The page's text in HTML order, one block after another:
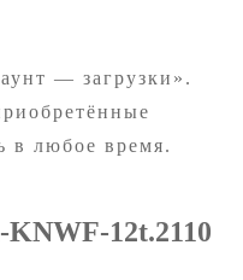
— загрузки».
в любое время.
KNWF-12t.2110